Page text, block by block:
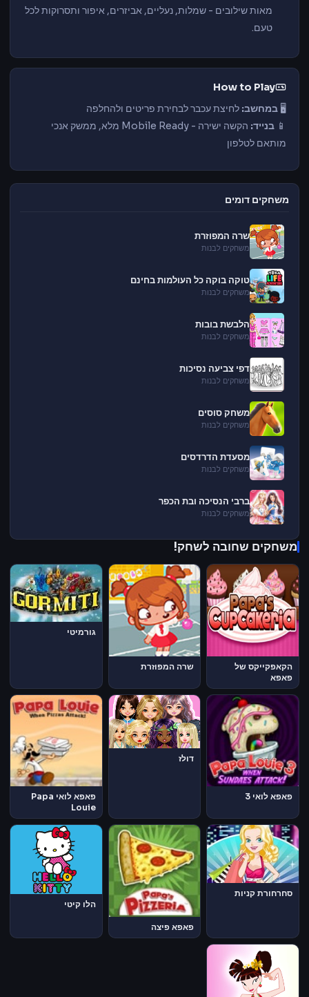
מאות שילובים - שמלות, נעליים, אביזרים, איפור ותסרוקות לכל
טעם.
How to Play
🖥️ במחשב: לחיצת עכבר לבחירת פריטים ולהחלפה
📱 בנייד:
הקשה ישירה - Mobile Ready מלא, ממשק אנכי
מותאם לטלפון
משחקים דומים
שרה המפוזרת
משחקים לבנות
טוקה בוקה כל העולמות בחינם
משחקים לבנות
הלבשת בובות
משחקים לבנות
דפי צביעה נסיכות
משחקים לבנות
משחק סוסים
משחקים לבנות
מסעדת הדרדסים
משחקים לבנות
ברבי הנסיכה ובת הכפר
משחקים לבנות
משחקים שחובה לשחק!
הקאפקייקס של
פאפא
שרה המפוזרת
גורמיטי
פאפא לואי 3
דולז
פאפא לואי Papa
Louie
סחרחורת קניות
פאפא פיצה
הלו קיטי